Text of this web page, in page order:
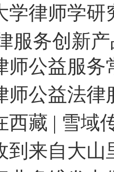
学律师学研
服务创新
师公益服务
师公益法律
西藏 | 雪域
到来自大山